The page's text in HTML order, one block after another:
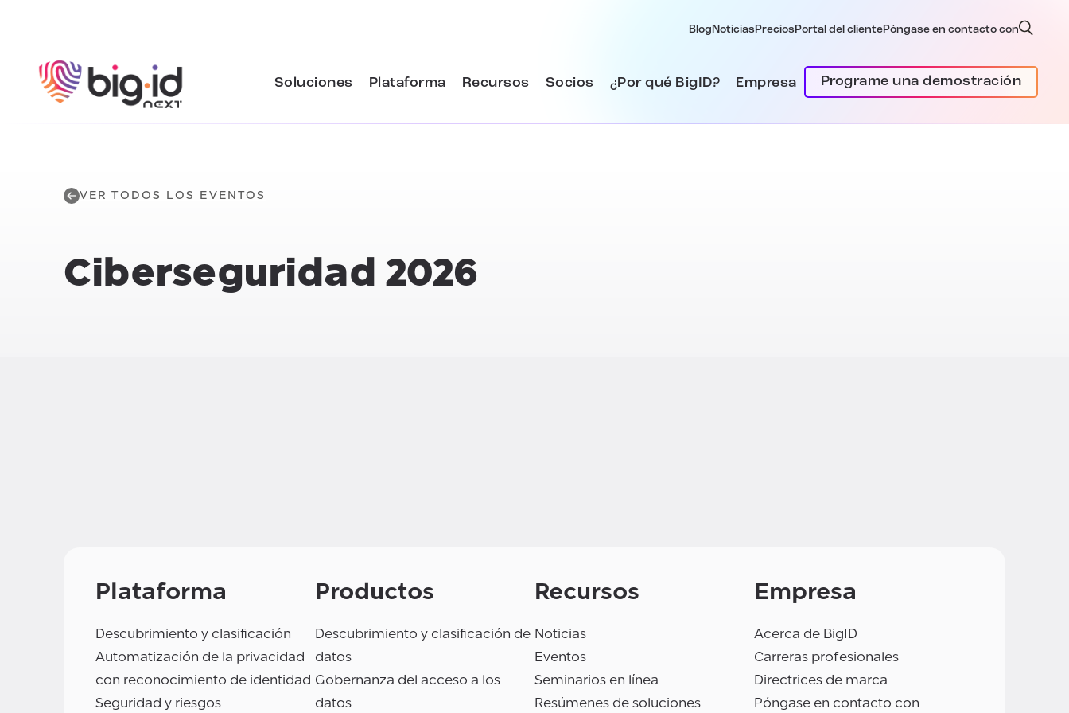
Blog Noticias Precios Portal del clientePóngase en contacto con
Soluciones Plataforma Recursos Socios ¿Por qué BigID? Empresa Programe una demostración
VER TODOS LOS EVENTOS
Ciberseguridad 2026
Plataforma
Descubrimiento y clasificación
Automatización de la privacidad
con reconocimiento de identidad
Seguridad y riesgos
Productos
Descubrimiento y clasificación de
datos
Gobernanza del acceso a los
datos
Recursos
Noticias
Eventos
Seminarios en línea
Resúmenes de soluciones
Empresa
Acerca de BigID
Carreras profesionales
Directrices de marca
Póngase en contacto con